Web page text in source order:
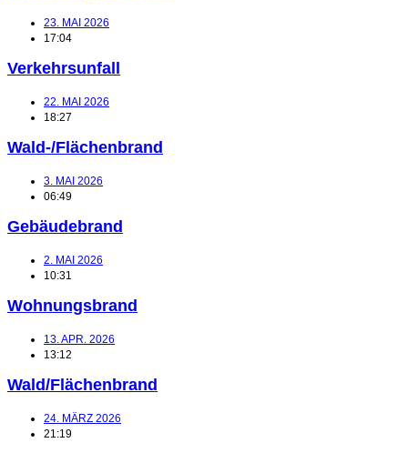
23. MAI 2026
17:04
Verkehrsunfall
22. MAI 2026
18:27
Wald-/Flächenbrand
3. MAI 2026
06:49
Gebäudebrand
2. MAI 2026
10:31
Wohnungsbrand
13. APR. 2026
13:12
Wald/Flächenbrand
24. MÄRZ 2026
21:19